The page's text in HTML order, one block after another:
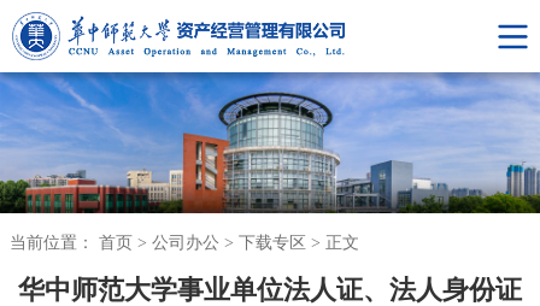
当前位置： 首页 > 公司办公 > 下载专区 > 正文
华中师范大学事业单位法人证、法人身份证